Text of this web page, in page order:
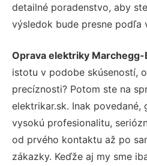
detailné poradenstvo, aby
výsledok bude presne podľa
Oprava elektriky Marchegg-
istotu v podobe skúseností,
precíznosti? Potom ste na
elektrikar.sk. Inak povedané,
vysokú profesionalitu,
od prvého kontaktu až po
zákazky. Keďže aj my sme